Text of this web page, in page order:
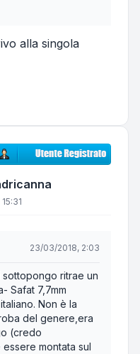
alla singola
23/03/2018, 2:03
sottopongo ritrae un
Safat 7,7mm
Non è la
del genere,era
(credo
montata sul